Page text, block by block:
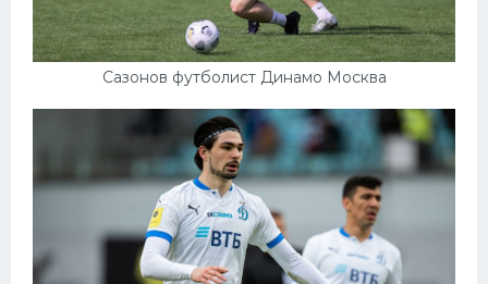
Сазонов футболист Динамо Москва